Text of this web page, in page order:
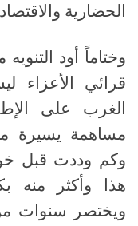
الحضارية
وختاماً أود
قرائي الأعزاء
الغرب على
مساهمة يسيرة
وكم وددت قبل
هذا وأكثر منه
ويختصر سنوات